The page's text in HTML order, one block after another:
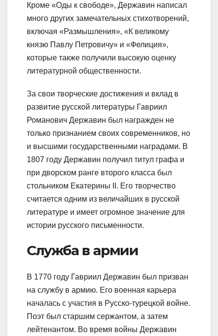
Кроме «Оды к свободе», Державин написал
много других замечательных стихотворений,
включая «Размышления», «К великому
князю Павлу Петровичу» и «Фелиция»,
которые также получили высокую оценку
литературной общественности.
За свои творческие достижения и вклад в
развитие русской литературы Гавриил
Романович Державин был награжден не
только признанием своих современников, но
и высшими государственными наградами. В
1807 году Державин получил титул графа и
при дворском ранге второго класса был
стольником Екатерины II. Его творчество
считается одним из величайших в русской
литературе и имеет огромное значение для
истории русского письменности.
Служба в армии
В 1770 году Гавриил Державин был призван
на службу в армию. Его военная карьера
началась с участия в Русско-турецкой войне.
Поэт был старшим сержантом, а затем
лейтенантом. Во время войны Державин